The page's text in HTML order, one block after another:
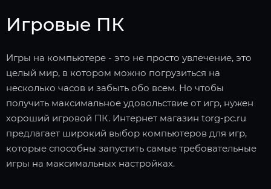
Игровые ПК
Игры на компьютере - это не просто увлечение, это
целый мир, в котором можно погрузиться на
несколько часов и забыть обо всем. Но чтобы
получить максимальное удовольствие от игр, нужен
хороший игровой ПК. Интернет магазин torg-pc.ru
предлагает широкий выбор компьютеров для игр,
которые способны запустить самые требовательные
игры на максимальных настройках.